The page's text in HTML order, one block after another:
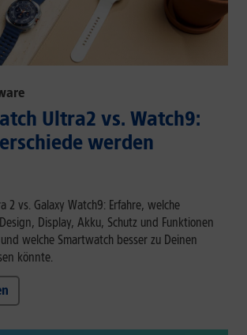
Ultra2 vs. Watch9:
werden
2 vs. Galaxy Watch9: Erfahre, welche
Display, Akku, Schutz und Funktionen
welche Smartwatch besser zu Deinen
könnte.